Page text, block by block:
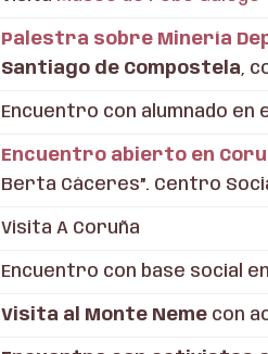
Palestra sobre Minería
Santiago de Compostela,
Encuentro con alumnado
Encuentro abierto en
Berta Cáceres”. Centro
Visita A Coruña
Encuentro con base social
Visita al Monte Nemecon